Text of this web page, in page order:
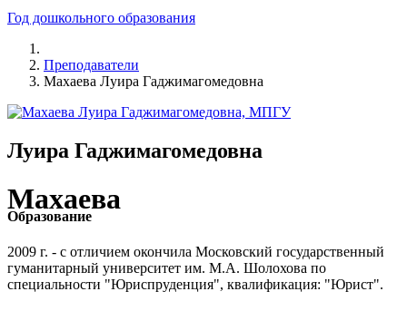
Год дошкольного образования
Преподаватели
Махаева Луира Гаджимагомедовна
Луира Гаджимагомедовна
Махаева
Образование
2009 г. - с отличием окончила Московский государственный
гуманитарный университет им. М.А. Шолохова по
специальности "Юриспруденция", квалификация: "Юрист".